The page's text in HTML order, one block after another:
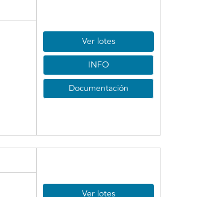
Ver lotes
INFO
Documentación
Ver lotes